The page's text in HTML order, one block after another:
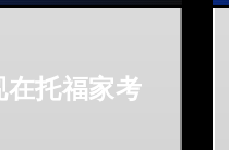
在托福家考